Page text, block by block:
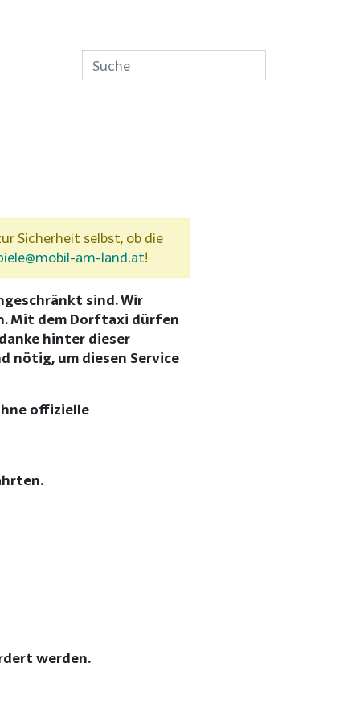
Sicherheit selbst, ob die
am-land.at!
sind. Wir
Mit dem Dorftaxi dürfen
hinter dieser
nötig, um diesen Service
offizielle
werden.